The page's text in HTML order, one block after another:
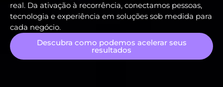
real. Da ativação à recorrência, conectamos pessoas,
tecnologia e experiência em soluções sob medida para
cada negócio.
Descubra como podemos acelerar seus
resultados